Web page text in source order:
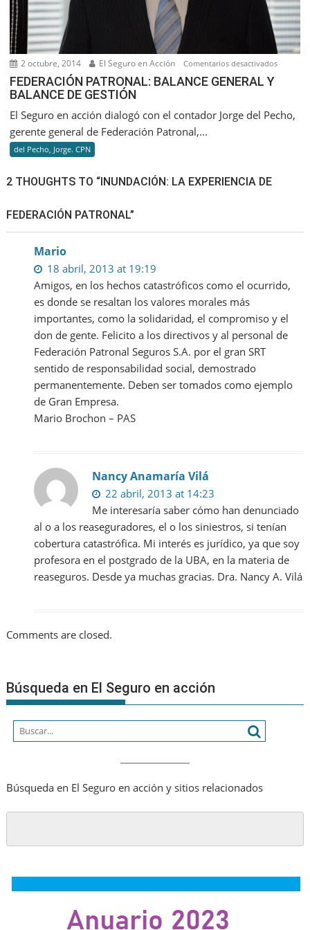
2 octubre, 2014 El Seguro en Acción Comentarios desactivadosen
BALANCE
GENERAL
FEDERACIÓN PATRONAL: BALANCE GENERAL Y
BALANCE DE GESTIÓN
El Seguro en acción dialogó con el contador Jorge del Pecho,
gerente general de Federación Patronal,...
del Pecho, Jorge. CPN
2 THOUGHTS TO “INUNDACIÓN: LA EXPERIENCIA DE
FEDERACIÓN PATRONAL”
Mario
18 abril, 2013 at 19:19
Amigos, en los hechos catastróficos como el ocurrido,
es donde se resaltan los valores morales más
importantes, como la solidaridad, el compromiso y el
don de gente. Felicito a los directivos y al personal de
Federación Patronal Seguros S.A. por el gran SRT
sentido de responsabilidad social, demostrado
permanentemente. Deben ser tomados como ejemplo
de Gran Empresa.
Mario Brochon – PAS
Nancy Anamaría Vilá
22 abril, 2013 at 14:23
Me interesaría saber cómo han denunciado
al o a los reaseguradores, el o los siniestros, si tenían
cobertura catastrófica. Mi interés es jurídico, ya que soy
profesora en el postgrado de la UBA, en la materia de
reaseguros. Desde ya muchas gracias. Dra. Nancy A. Vilá
Comments are closed.
Búsqueda en El Seguro en acción
Búsqueda en El Seguro en acción y sitios relacionados